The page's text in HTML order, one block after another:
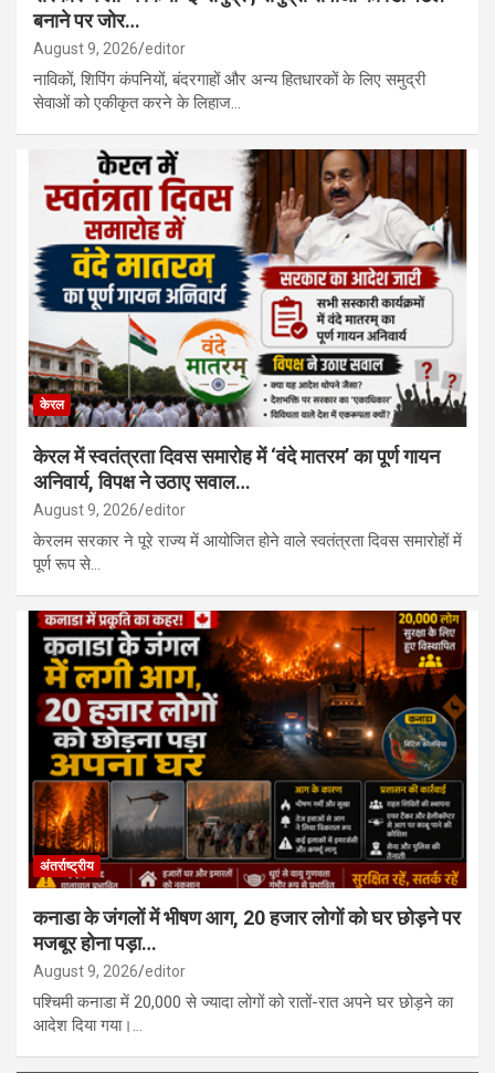
बनाने पर जोर…
August 9, 2026 editor
नाविकों, शिपिंग कंपनियों, बंदरगाहों और अन्य हितधारकों के लिए समुद्री
सेवाओं को एकीकृत करने के लिहाज…
केरल
केरल में स्वतंत्रता दिवस समारोह में ‘वंदे मातरम’ का पूर्ण गायन
अनिवार्य, विपक्ष ने उठाए सवाल…
August 9, 2026 editor
केरलम सरकार ने पूरे राज्य में आयोजित होने वाले स्वतंत्रता दिवस समारोहों में
पूर्ण रूप से…
अंतर्राष्ट्रीय
कनाडा के जंगलों में भीषण आग, 20 हजार लोगों को घर छोड़ने पर
मजबूर होना पड़ा…
August 9, 2026 editor
पश्चिमी कनाडा में 20,000 से ज्यादा लोगों को रातों-रात अपने घर छोड़ने का
आदेश दिया गया।…